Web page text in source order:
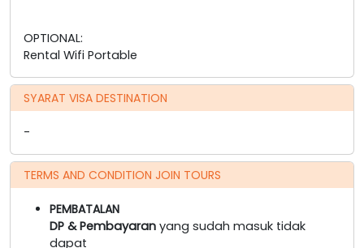
OPTIONAL:
Rental Wifi Portable
SYARAT VISA DESTINATION
-
TERMS AND CONDITION JOIN TOURS
PEMBATALAN
DP & Pembayaran yang sudah masuk tidak
dapat